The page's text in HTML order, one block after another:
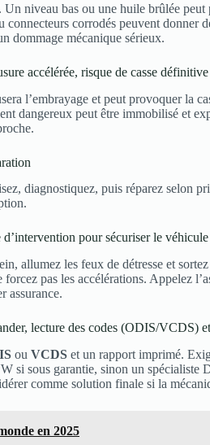
niveau bas ou une huile brûlée
connecteurs corrodés peuvent donner
dommage mécanique sérieux.
accélérée, risque de casse
l’embrayage et peut provoquer la
dangereux peut être immobilisé et
diagnostiquez, puis réparez selon
d’intervention pour sécuriser le
allumez les feux de détresse et
pas les accélérations. Appelez
assurance.
lecture des codes (ODIS/VCDS)
ou VCDS et un rapport imprimé.
si sous garantie, sinon un spécialiste
comme solution finale si la
en 2025